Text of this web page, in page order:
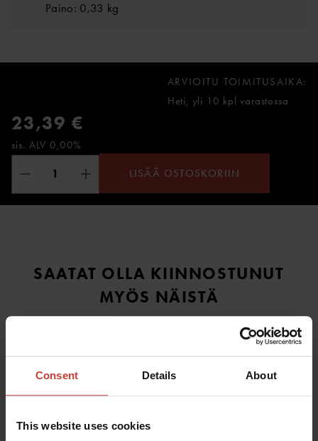
Consent Details About
This website uses cookies
Paino: 0,33 kg
ARVIOITU TOIMITUSAIKA:
Heti, yli 10 kpl varastossa
23,39 €
sis. ALV 0,00%
LISÄÄ OSTOSKORIIN
SAATAT OLLA KIINNOSTUNUT
MYÖS NÄISTÄ
MULLION